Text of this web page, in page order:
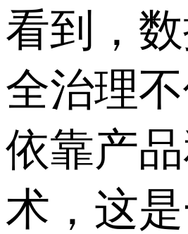
看到，
全治理
依靠产
术，这